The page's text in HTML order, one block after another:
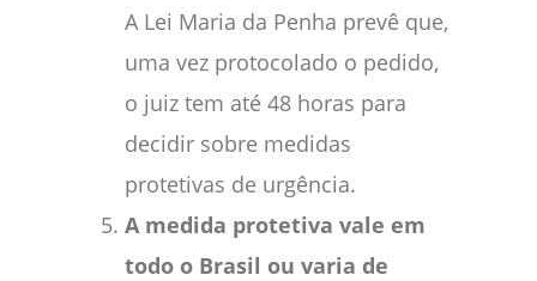
A Lei Maria da Penha prevê que,
uma vez protocolado o pedido,
o juiz tem até 48 horas para
decidir sobre medidas
protetivas de urgência.
A medida protetiva vale em
todo o Brasil ou varia de